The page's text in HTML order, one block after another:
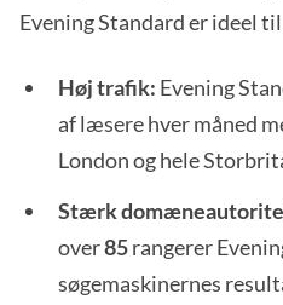
Evening Standard er ideel
Høj trafik: Evening
af læsere hver måned
London og hele
Stærk
over85rangerer
søgemaskinernes